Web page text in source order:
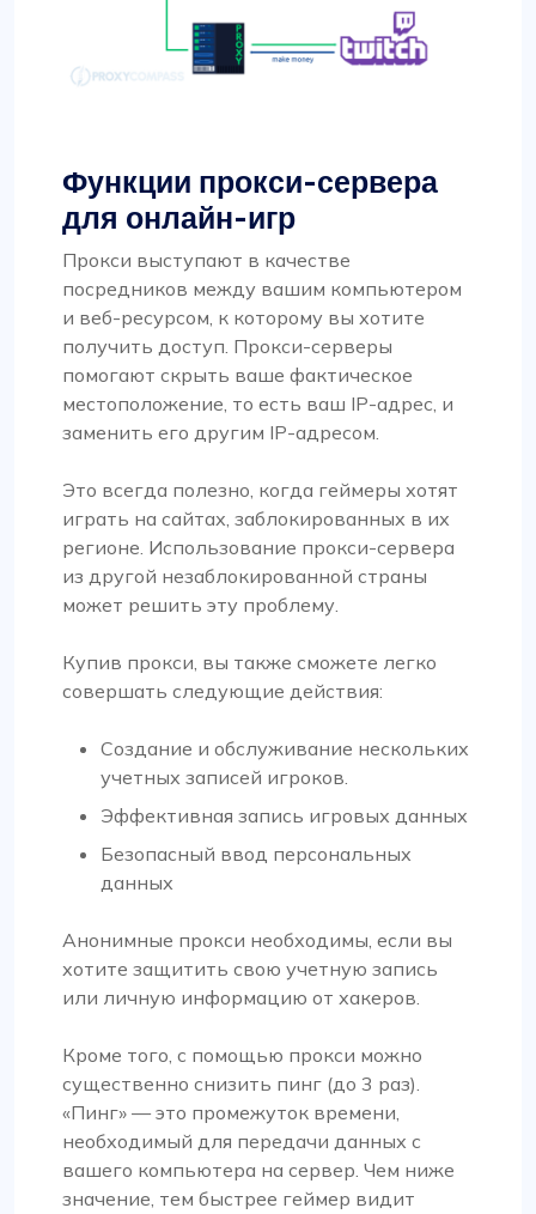
Функции прокси-сервера
для онлайн-игр
Прокси выступают в качестве
посредников между вашим компьютером
и веб-ресурсом, к которому вы хотите
получить доступ. Прокси-серверы
помогают скрыть ваше фактическое
местоположение, то есть ваш IP-адрес, и
заменить его другим IP-адресом.
Это всегда полезно, когда геймеры хотят
играть на сайтах, заблокированных в их
регионе. Использование прокси-сервера
из другой незаблокированной страны
может решить эту проблему.
Купив прокси, вы также сможете легко
совершать следующие действия:
Создание и обслуживание нескольких
учетных записей игроков.
Эффективная запись игровых данных
Безопасный ввод персональных
данных
Анонимные прокси необходимы, если вы
хотите защитить свою учетную запись
или личную информацию от хакеров.
Кроме того, с помощью прокси можно
существенно снизить пинг (до 3 раз).
«Пинг» — это промежуток времени,
необходимый для передачи данных с
вашего компьютера на сервер. Чем ниже
значение, тем быстрее геймер видит